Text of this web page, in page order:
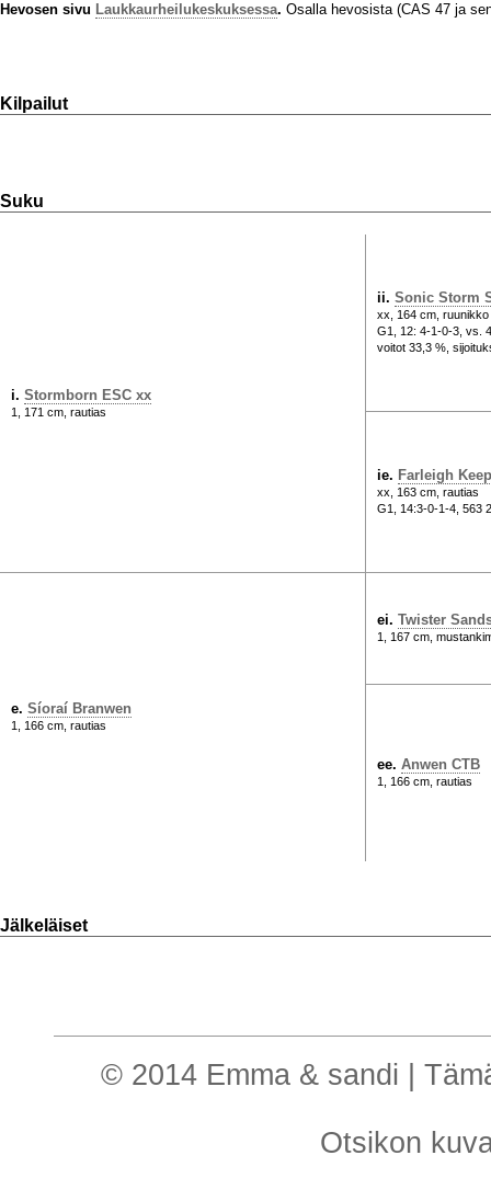
Hevosen sivu Laukkaurheilukeskuksessa. Osalla hevosista (CAS 47 ja
Kilpailut
Suku
i. Stormborn ESC xx
1, 171 cm, rautias
ii. Sonic Storm
xx, 164 cm, ruunikko
G1, 12: 4-1-0-3, vs.
voitot 33,3 %,
ie. Farleigh
xx, 163 cm, rautias
G1, 14:3-0-1-4, 563
e. Síoraí Branwen
1, 166 cm, rautias
ei. Twister
1, 167 cm,
ee. Anwen CTB
1, 166 cm, rautias
Jälkeläiset
© 2014 Emma & sandi |
Otsikon